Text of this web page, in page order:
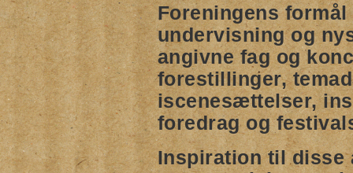
Foreningens
undervisning og
angivne fag og
forestillinger,
iscenesættelser,
foredrag og
Inspiration til disse